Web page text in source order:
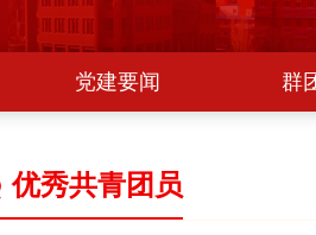
党建要闻 群
优秀共青团员